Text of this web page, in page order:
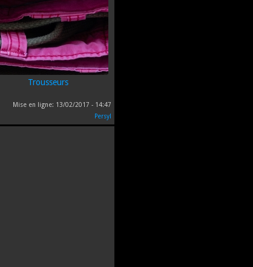
Trousseurs
Mise en ligne: 13/02/2017 - 14:47
Persyl